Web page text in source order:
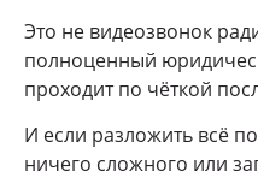
Это не видеозвонок
полноценный
проходит по чёткой
И если разложить всё
ничего сложного или